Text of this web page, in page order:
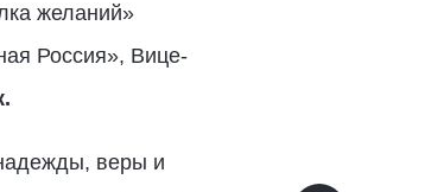
желаний»
Россия», Вице-
веры и